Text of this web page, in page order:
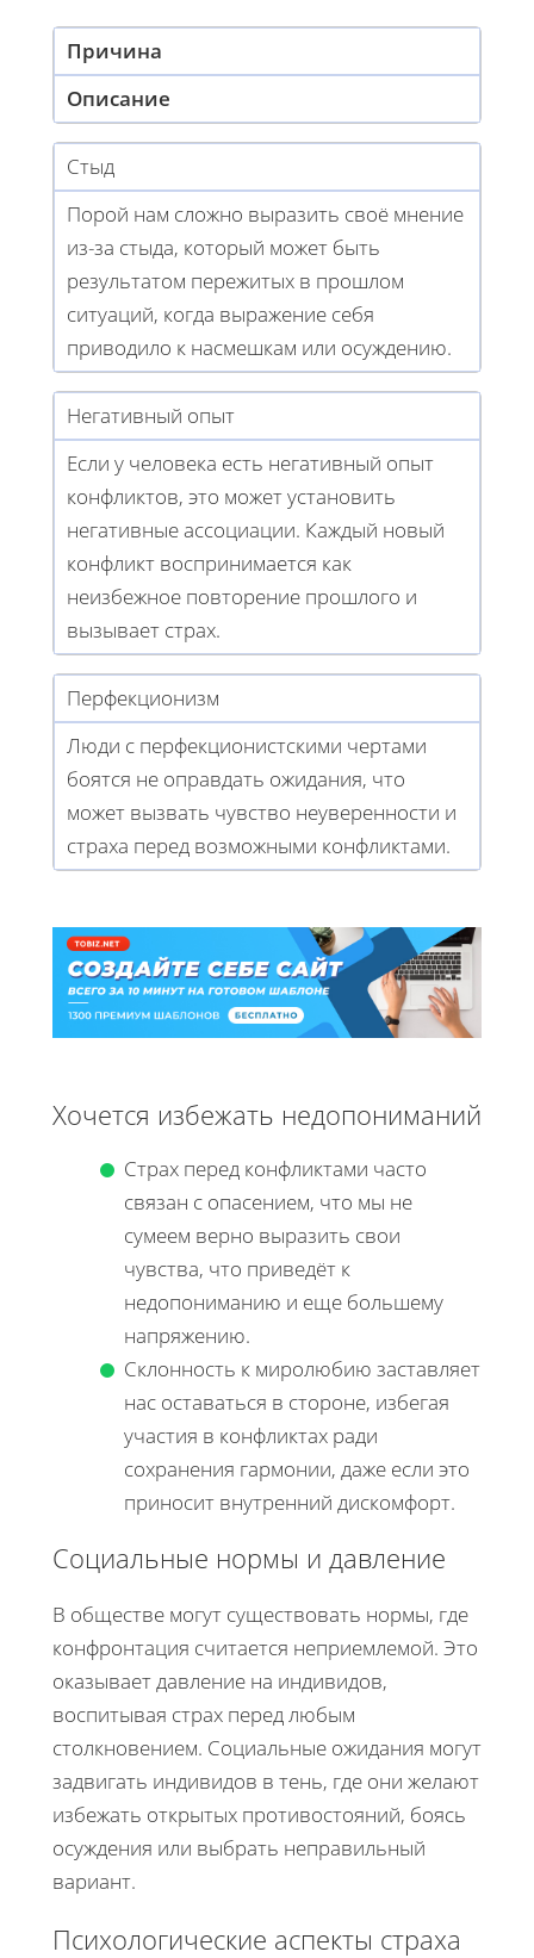
Причина
Описание
Стыд
Порой нам сложно выразить своё мнение
из-за стыда, который может быть
результатом пережитых в прошлом
ситуаций, когда выражение себя
приводило к насмешкам или осуждению.
Негативный опыт
Если у человека есть негативный опыт
конфликтов, это может установить
негативные ассоциации. Каждый новый
конфликт воспринимается как
неизбежное повторение прошлого и
вызывает страх.
Перфекционизм
Люди с перфекционистскими чертами
боятся не оправдать ожидания, что
может вызвать чувство неуверенности и
страха перед возможными конфликтами.
Хочется избежать недопониманий
Страх перед конфликтами часто
связан с опасением, что мы не
сумеем верно выразить свои
чувства, что приведёт к
недопониманию и еще большему
напряжению.
Склонность к миролюбию заставляет
нас оставаться в стороне, избегая
участия в конфликтах ради
сохранения гармонии, даже если это
приносит внутренний дискомфорт.
Социальные нормы и давление
В обществе могут существовать нормы, где
конфронтация считается неприемлемой. Это
оказывает давление на индивидов,
воспитывая страх перед любым
столкновением. Социальные ожидания могут
задвигать индивидов в тень, где они желают
избежать открытых противостояний, боясь
осуждения или выбрать неправильный
вариант.
Психологические аспекты страха